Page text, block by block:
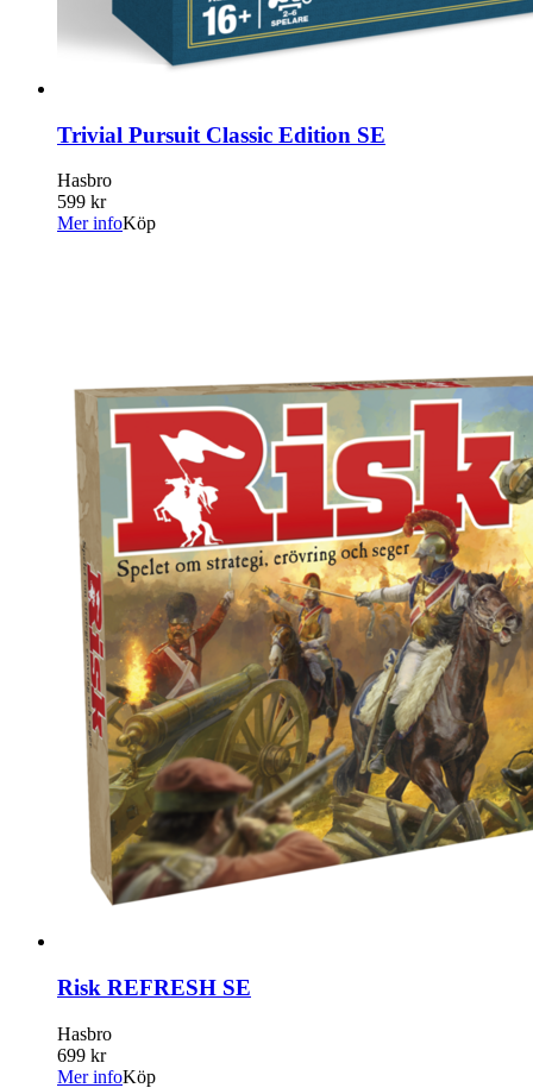
Trivial Pursuit Classic Edition SE
Hasbro
599 kr
Mer infoKöp
Risk REFRESH SE
Hasbro
699 kr
Mer infoKöp